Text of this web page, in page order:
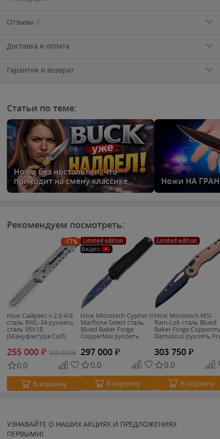
Отзывы 0
Доставка и оплата
Гарантия и возврат
Статьи по теме:
Ножи без ностальгии: что
приходит на смену классике
Ножи НА
Рекомендуем посмотреть:
-17%
Нож Сайрекс v.2.0 4/8
сталь RWL-34 рукоять
сталь 95X18
(Мануфактура СиЛ)
255 000 ₽ 309 000₽
0.0
В корзину
Limited edition
Видео
Нож Microtech Cypher II
Marfione Select сталь
Blued Baker Forge
CopperMai рукоять
Black Aluminum
297 000 ₽
0.0
В корзину
Limited edition
Нож Microtech MSI
Ram-Lok сталь Blued
Baker Forge
Damascus рукоять
303 750 ₽
0.0
В корзину
УЗНАВАЙТЕ О НАШИХ АКЦИЯХ И ПРЕДЛОЖЕНИЯХ
ПЕРВЫМИ!